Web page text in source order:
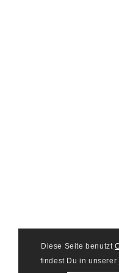
Diese Seite benutzt
findest Du in unserer